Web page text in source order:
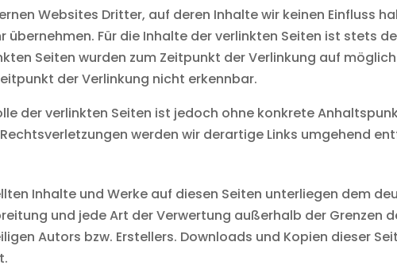
Websites Dritter, auf deren Inhalte wir keinen Einfluss
übernehmen. Für die Inhalte der verlinkten Seiten ist stets
Seiten wurden zum Zeitpunkt der Verlinkung auf
der Verlinkung nicht erkennbar.
der verlinkten Seiten ist jedoch ohne konkrete
werden wir derartige Links umgehend
Inhalte und Werke auf diesen Seiten unterliegen dem
und jede Art der Verwertung außerhalb der Grenzen
Autors bzw. Erstellers. Downloads und Kopien dieser